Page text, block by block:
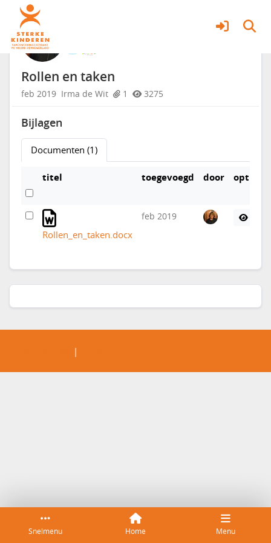
Snelmenu Home Menu
Rollen en taken
feb 2019 Irma de Wit 1 3275
Bijlagen
Documenten (1)
titel toegevoegd door opties
Rollen_en_taken.docx
feb 2019